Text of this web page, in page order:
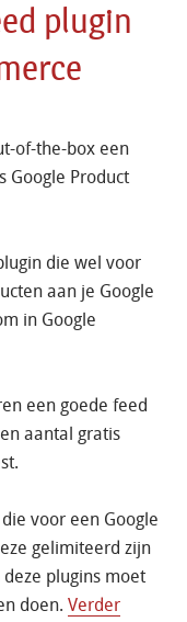
plugin
of-the-box een
Google Product
die wel voor
aan je Google
in Google
een goede feed
aantal gratis
voor een Google
gelimiteerd zijn
plugins moet
doen. Verder